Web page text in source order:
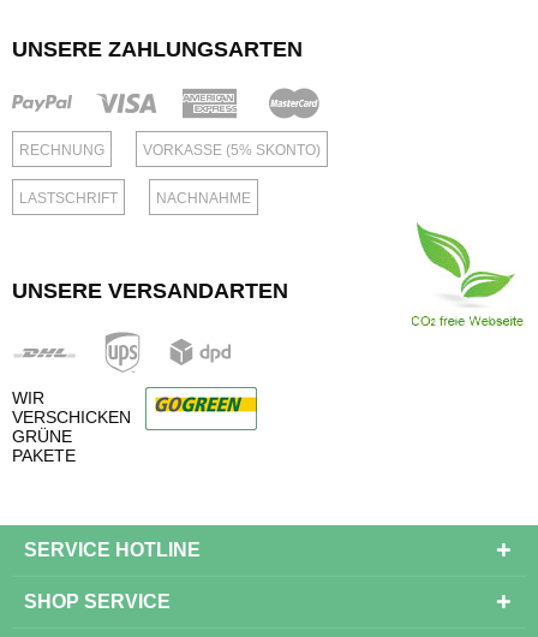
UNSERE ZAHLUNGSARTEN
RECHNUNG VORKASSE (5% SKONTO)
LASTSCHRIFT NACHNAHME
UNSERE VERSANDARTEN
WIR
VERSCHICKEN
GRÜNE
PAKETE
SERVICE HOTLINE
SHOP SERVICE